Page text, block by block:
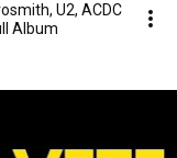
U2, ACDC
Album